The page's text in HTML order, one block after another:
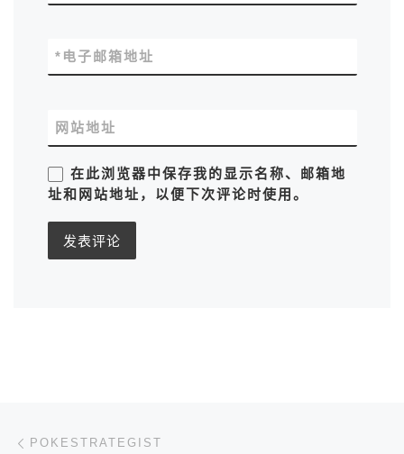
电子邮箱地址
*
网站地址
在此浏览器中保存我的显示名称、邮箱地
址和网站地址，以便下次评论时使用。
文章导航
POKESTRATEGIST